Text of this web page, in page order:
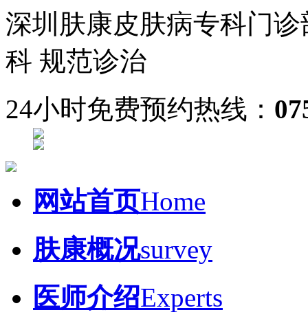
深圳肤康皮肤病专科门诊
科 规范诊治
24小时免费预约热线：
网站首页Home
肤康概况survey
医师介绍Experts